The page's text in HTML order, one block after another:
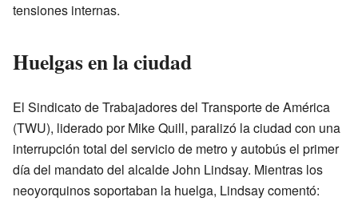
tensiones internas.
Huelgas en la ciudad
El Sindicato de Trabajadores del Transporte de América
(TWU), liderado por Mike Quill, paralizó la ciudad con una
interrupción total del servicio de metro y autobús el primer
día del mandato del alcalde John Lindsay. Mientras los
neoyorquinos soportaban la huelga, Lindsay comentó: